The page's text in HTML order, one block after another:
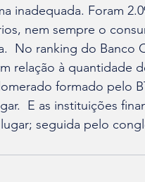
inadequada. Foram
nem sempre o
No ranking do Banco
relação à quantidade
formado pelo
E as instituições
seguida pelo